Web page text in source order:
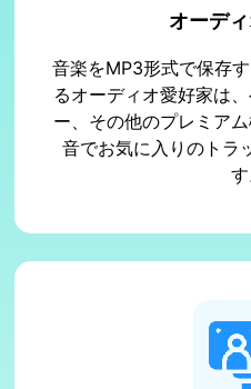
オーデ
音楽をMP3形式で保存
るオーディオ愛好家は
ー、その他のプレミア
音でお気に入りのトラ
す